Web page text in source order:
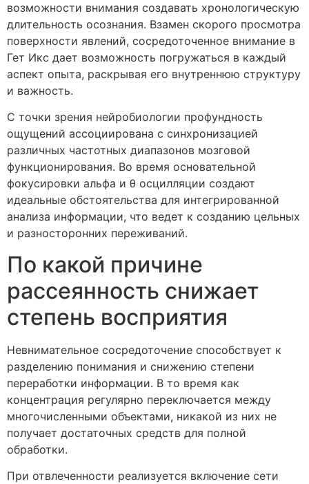
возможности внимания создавать хронологическую
длительность осознания. Взамен скорого просмотра
поверхности явлений, сосредоточенное внимание в
Гет Икс дает возможность погружаться в каждый
аспект опыта, раскрывая его внутреннюю структуру
и важность.
С точки зрения нейробиологии профундность
ощущений ассоциирована с синхронизацией
различных частотных диапазонов мозговой
функционирования. Во время основательной
фокусировки альфа и θ осцилляции создают
идеальные обстоятельства для интегрированной
анализа информации, что ведет к созданию цельных
и разносторонних переживаний.
По какой причине
рассеянность снижает
степень восприятия
Невнимательное сосредоточение способствует к
разделению понимания и снижению степени
переработки информации. В то время как
концентрация регулярно переключается между
многочисленными объектами, никакой из них не
получает достаточных средств для полной
обработки.
При отвлеченности реализуется включение сети